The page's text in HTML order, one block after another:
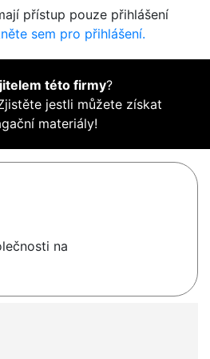
přístup pouze přihlášení
sem pro přihlášení.
této firmy?
jestli můžete získat
materiály!
na